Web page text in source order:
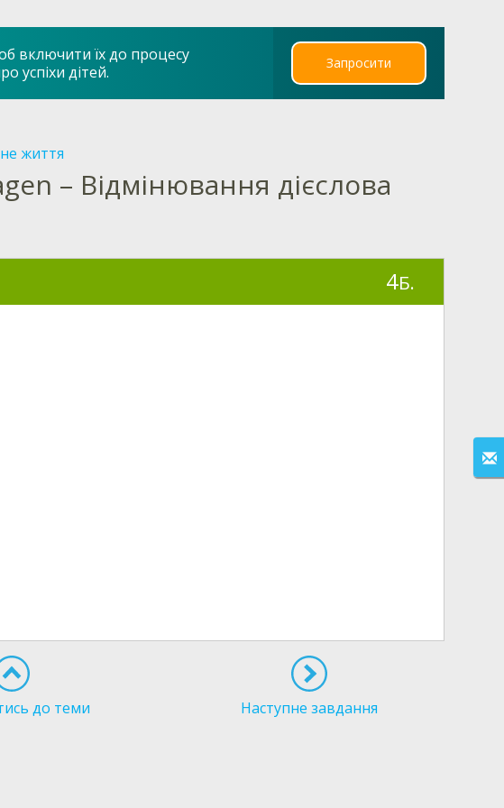
включити їх до процесу
успіхи дітей.
Запросити
життя
– Відмінювання дієслова
4Б.
до теми Наступне завдання